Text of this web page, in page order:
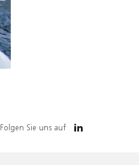
Folgen Sie uns auf